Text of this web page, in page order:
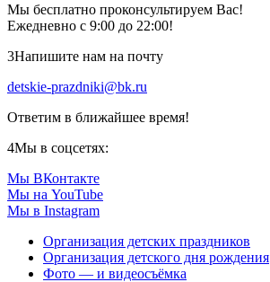
Мы бесплатно проконсультируем Вас!
Ежедневно с 9:00 до 22:00!
3Напишите нам на почту
detskie-prazdniki@bk.ru
Ответим в ближайшее время!
4Мы в соцсетях:
Мы ВКонтакте
Мы на YouTube
Мы в Instagram
Организация детских праздников
Организация детского дня рождения
Фото — и видеосъёмка